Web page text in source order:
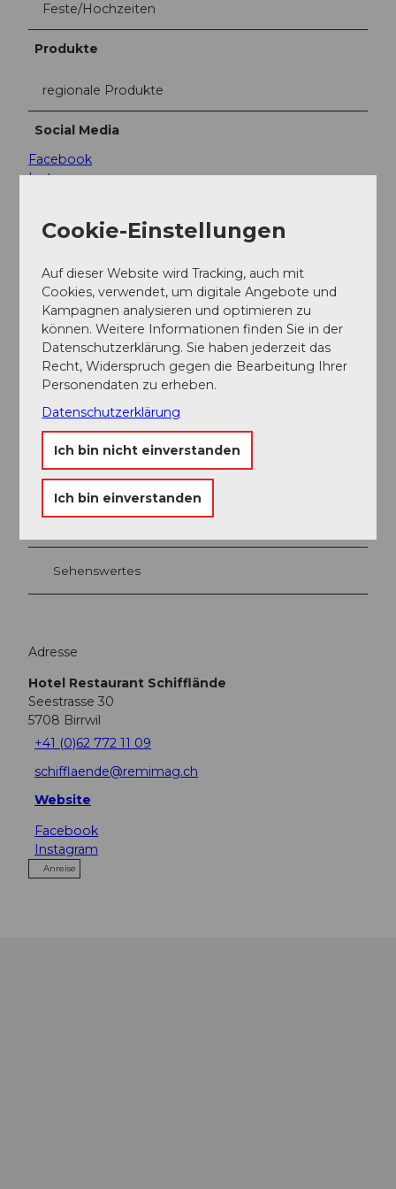
Feste/Hochzeiten
Produkte
regionale Produkte
Social Media
Facebook
Instagram
Weitere Infos
www.ginto.guide/entries/992d5932-758f-4114-a1f9-
4f5aded031ad
Ansprechpartner:in
David Beutl
In der Nähe
Sehenswertes
Adresse
Hotel Restaurant Schifflände
Seestrasse 30
5708 Birrwil
+41 (0)62 772 11 09
schifflaende@remimag.ch
Website
Facebook
Instagram
Anreise
Cookie-Einstellungen
Auf dieser Website wird Tracking, auch mit
Cookies, verwendet, um digitale Angebote und
Kampagnen analysieren und optimieren zu
können. Weitere Informationen finden Sie in der
Datenschutzerklärung. Sie haben jederzeit das
Recht, Widerspruch gegen die Bearbeitung Ihrer
Personendaten zu erheben.
Datenschutzerklärung
Ich bin nicht einverstanden
Ich bin einverstanden